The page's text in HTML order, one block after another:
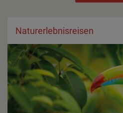
Naturerlebnisreisen